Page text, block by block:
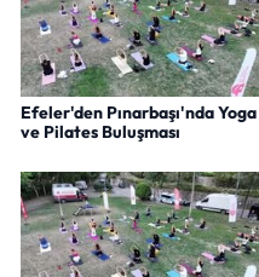
Efeler'den Pınarbaşı'nda Yoga
ve Pilates Buluşması